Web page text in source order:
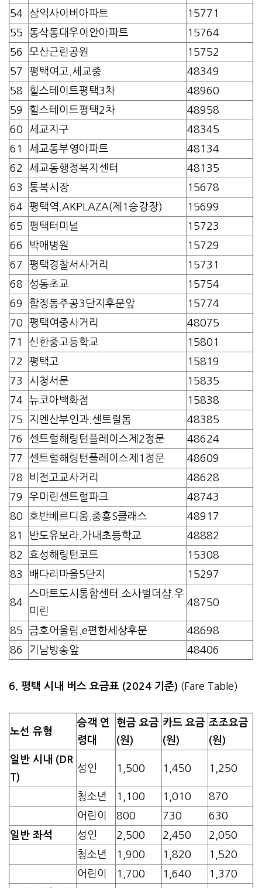
54
삼익사이버아파트
15771
55
동삭동대우이안아파트
15764
56
모산근린공원
15752
57
평택여고.세교중
48349
58
힐스테이트평택3차
48960
59
힐스테이트평택2차
48958
60
세교지구
48345
61
세교동부영아파트
48134
62
세교동행정복지센터
48135
63
통복시장
15678
64
평택역.AKPLAZA(제1승강장)
15699
65
평택터미널
15723
66
박애병원
15729
67
평택경찰서사거리
15731
68
성동초교
15754
69
합정동주공3단지후문앞
15774
70
평택여중사거리
48075
71
신한중고등학교
15801
72
평택고
15819
73
시청서문
15835
74
뉴코아백화점
15838
75
지엔산부인과.센트럴돔
48385
76
센트럴해링턴플레이스제2정문
48624
77
센트럴해링턴플레이스제1정문
48609
78
비전고교사거리
48628
79
우미린센트럴파크
48743
80
호반베르디움.중흥S클래스
48917
81
반도유보라.가내초등학교
48882
82
효성해링턴코트
15308
83
배다리마을5단지 15297
84
스마트도시통합센터.소사벌더샵.우
미린
48750
85 금호어울림.e편한세상후문
48698
86
기남방송앞 48406
6. 평택 시내 버스 요금표 (2024 기준) (Fare Table)
노선 유형
승객 연
령대
현금 요금
(원)
카드 요금
(원)
조조요금
(원)
일반 시내 (DR
T)
성인 1,500 1,450 1,250
청소년 1,100 1,010
870
어린이
800 730
630
일반 좌석
성인 2,500 2,450
2,050
청소년
1,900 1,820
1,520
어린이
1,700 1,640
1,370